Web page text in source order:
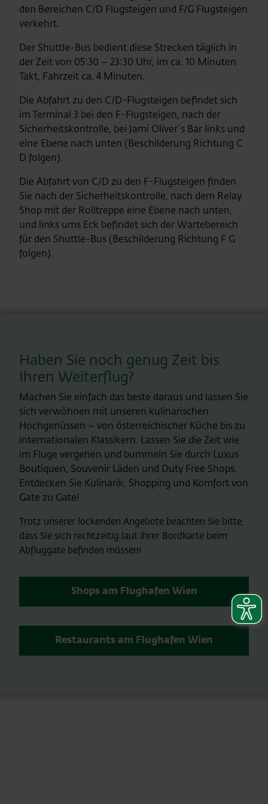
den Bereichen C/D Flugsteigen und F/G Flugsteigen
verkehrt.
Der Shuttle-Bus bedient diese Strecken täglich in
der Zeit von 05:30 – 23:30 Uhr, im ca. 10 Minuten
Takt, Fahrzeit ca. 4 Minuten.
Die Abfahrt zu den C/D-Flugsteigen befindet sich
im Terminal 3 bei den F-Flugsteigen, nach der
Sicherheitskontrolle, bei Jami Oliver´s Bar links und
eine Ebene nach unten (Beschilderung Richtung C
D folgen).
Die Abfahrt von C/D zu den F-Flugsteigen finden
Sie nach der Sicherheitskontrolle, nach dem Relay
Shop mit der Rolltreppe eine Ebene nach unten,
und links ums Eck befindet sich der Wartebereich
für den Shuttle-Bus (Beschilderung Richtung F G
folgen).
Haben Sie noch genug Zeit bis
Ihren Weiterflug?
Machen Sie einfach das beste daraus und lassen Sie
sich verwöhnen mit unseren kulinarischen
Hochgenüssen – von österreichischer Küche bis zu
internationalen Klassikern. Lassen Sie die Zeit wie
im Fluge vergehen und bummeln Sie durch Luxus
Boutiquen, Souvenir Läden und Duty Free Shops.
Entdecken Sie Kulinarik, Shopping und Komfort von
Gate zu Gate!
Trotz unserer lockenden Angebote beachten Sie bitte,
dass Sie sich rechtzeitig laut Ihrer Bordkarte beim
Abfluggate befinden müssen!
Shops am Flughafen Wien
Restaurants am Flughafen Wien